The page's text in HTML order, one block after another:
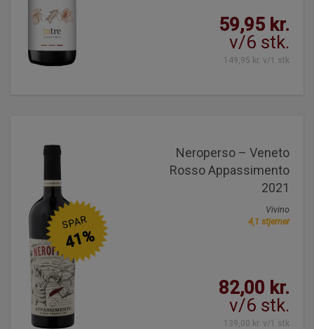
59,95 kr.
v/6 stk.
149,95 kr. v/1 stk
Neroperso – Veneto
Rosso Appassimento
2021
Vivino
4,1 stjerner
82,00 kr.
v/6 stk.
139,00 kr. v/1 stk
SPAR
41%